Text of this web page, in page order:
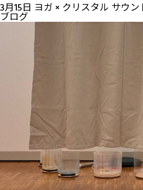
3月15日 ヨガ × クリスタル サウ
ブログ